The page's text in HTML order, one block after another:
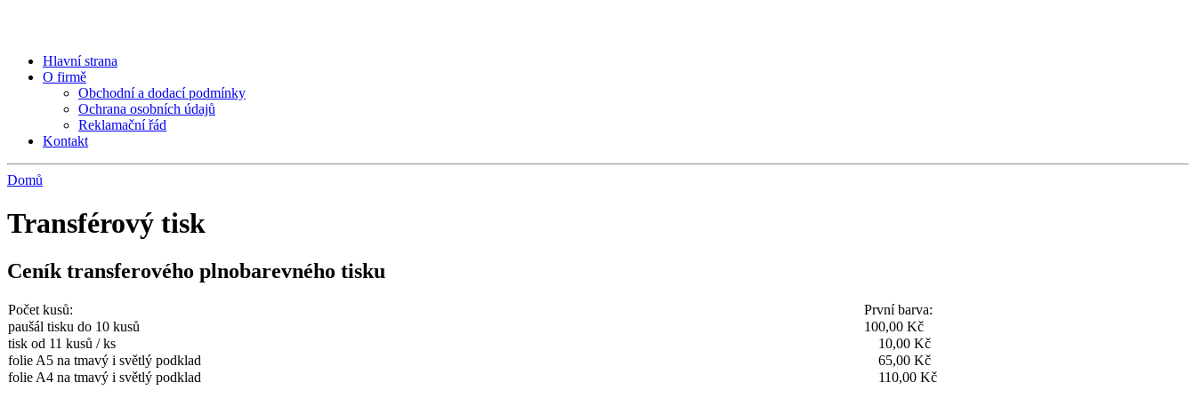
Hlavní strana
O firmě
Obchodní a dodací podmínky
Ochrana osobních údajů
Reklamační řád
Kontakt
Domů
Transférový tisk
Ceník transferového plnobarevného tisku
Počet kusů:
První barva:
paušál tisku do 10 kusů
100,00 Kč
tisk od 11 kusů / ks
10,00 Kč
folie A5 na tmavý i světlý podklad
65,00 Kč
folie A4 na tmavý i světlý podklad
110,00 Kč